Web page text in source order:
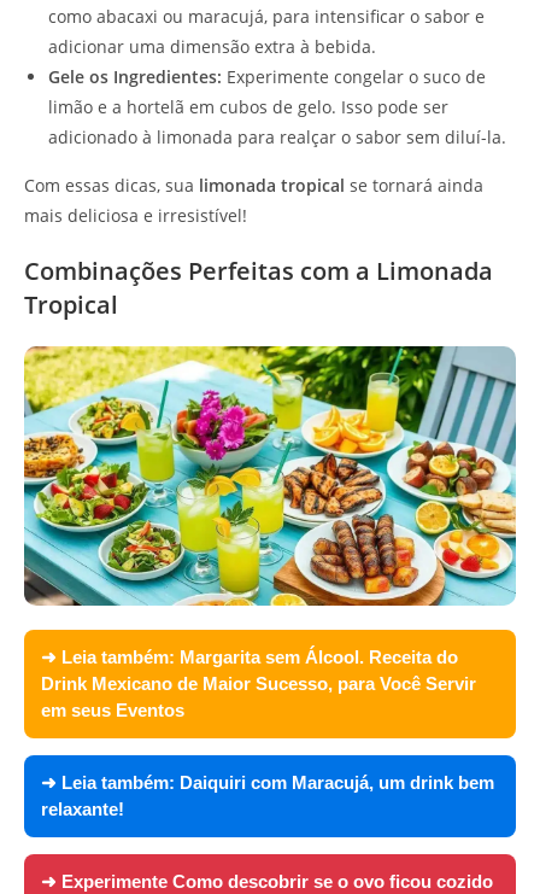
como abacaxi ou maracujá, para intensificar o sabor e
adicionar uma dimensão extra à bebida.
Gele os Ingredientes: Experimente congelar o suco de
limão e a hortelã em cubos de gelo. Isso pode ser
adicionado à limonada para realçar o sabor sem diluí-la.
Com essas dicas, sua limonada tropical se tornará ainda
mais deliciosa e irresistível!
Combinações Perfeitas com a Limonada
Tropical
➜ Leia também: Margarita sem Álcool. Receita do
Drink Mexicano de Maior Sucesso, para Você Servir
em seus Eventos
➜ Leia também: Daiquiri com Maracujá, um drink bem
relaxante!
➜ Experimente Como descobrir se o ovo ficou cozido